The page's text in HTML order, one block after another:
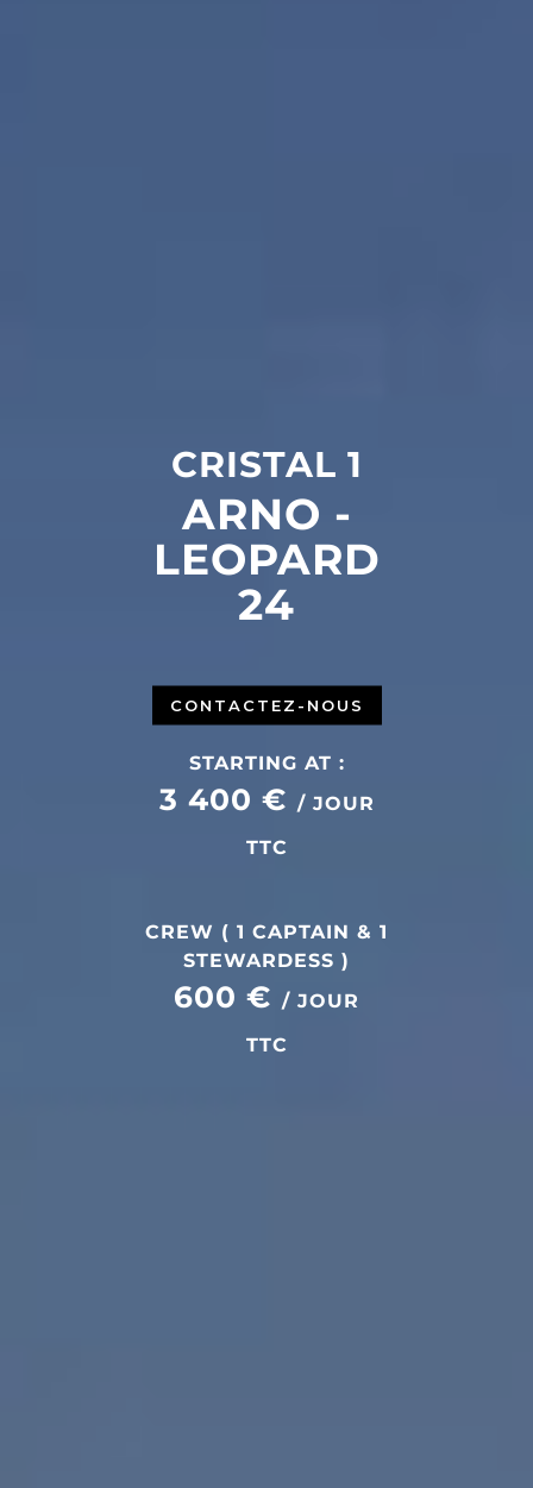
CRISTAL 1
ARNO -
LEOPARD
24
CONTACTEZ-NOUS
STARTING AT :
3 400 € / JOUR
TTC
CREW ( 1 CAPTAIN & 1
STEWARDESS )
600 € / JOUR
TTC